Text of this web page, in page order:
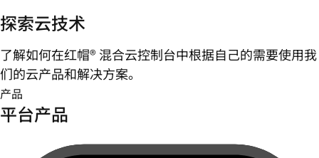
探索云技术
了解如何在红帽® 混合云控制台中根据自己的需要使用我
们的云产品和解决方案。
产品
平台产品